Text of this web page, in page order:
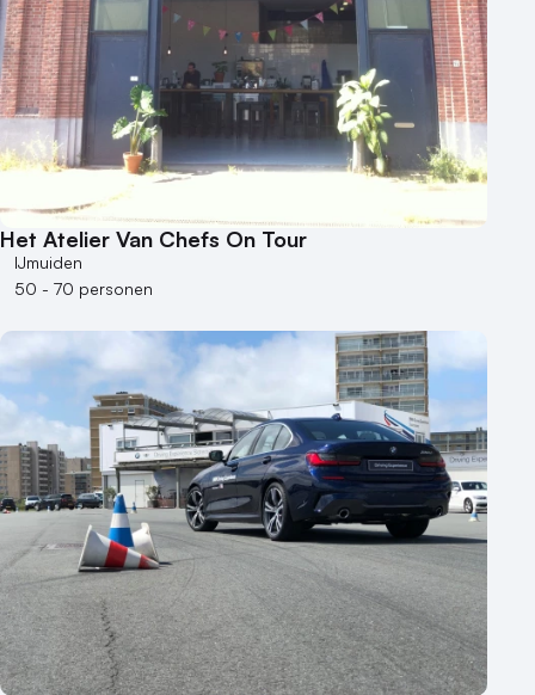
Het Atelier Van Chefs On Tour
IJmuiden
50 - 70 personen